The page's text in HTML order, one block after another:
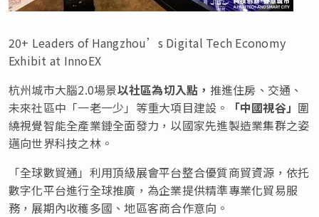
20+ Leaders of Hangzhou’s Digital Tech Economy
Exhibit at InnoEX
杭州城市大腦2.0場景以社區為切入點， 推進住房、交通、
未來社區中「一老一少」等重大項目建設。
「中國視谷」 圍
繞視覺智能全產業鏈全面發力，以國家先進製造業集群之姿
邁向世界科技之林。
「全球數貿通」利用頂級展會平台整合優質商貿資源，依托
數字化平台進行全球推廣，為企業提供精準專業化貿易服
務，展期內收穫多國、地區客商合作意向。